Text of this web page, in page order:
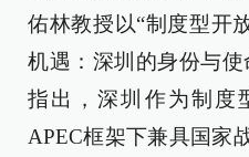
佑林教授以“制度型开
机遇：深圳的身份与
指出，深圳作为制度
APEC框架下兼具国家